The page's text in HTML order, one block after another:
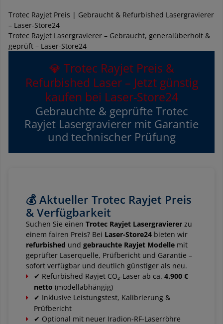
Trotec Rayjet Preis | Gebraucht & Refurbished Lasergravierer
– Laser-Store24
Trotec Rayjet Lasergravierer – Gebraucht, generalüberholt &
geprüft – Laser-Store24
💎 Trotec Rayjet Preis &
Refurbished Laser – Jetzt günstig
kaufen bei Laser-Store24
Gebrauchte & geprüfte Trotec
Rayjet Lasergravierer mit Garantie
und technischer Prüfung
💰 Aktueller Trotec Rayjet Preis
& Verfügbarkeit
Suchen Sie einen Trotec Rayjet Lasergravierer zu
einem fairen Preis? Bei Laser-Store24 bieten wir
refurbished und gebrauchte Rayjet Modelle mit
geprüfter Laserquelle, Prüfbericht und Garantie –
sofort verfügbar und deutlich günstiger als neu.
✔ Refurbished Rayjet CO₂-Laser ab ca. 4.900 €
netto (modellabhängig)
✔ Inklusive Leistungstest, Kalibrierung &
Prüfbericht
✔ Optional mit neuer Iradion-RF-Laserröhre